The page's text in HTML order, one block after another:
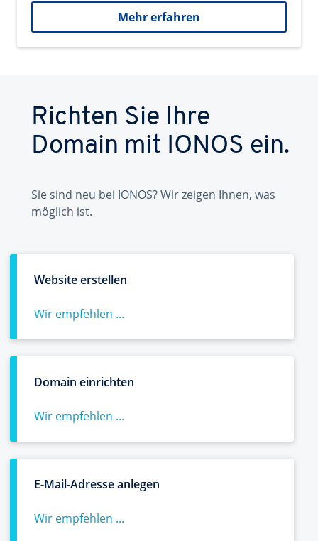
Mehr erfahren
Richten Sie Ihre
Domain mit IONOS ein.
Sie sind neu bei IONOS? Wir zeigen Ihnen, was
möglich ist.
Website erstellen
Wir empfehlen ...
Domain einrichten
Wir empfehlen ...
E-Mail-Adresse anlegen
Wir empfehlen ...